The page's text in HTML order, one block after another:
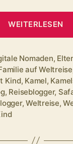
WEITERLESEN
Nomaden,
auf Weltreise
Kind, Kamel,
, Reiseblogger,
,Weltreise,